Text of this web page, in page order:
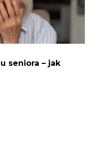
seniora – jak